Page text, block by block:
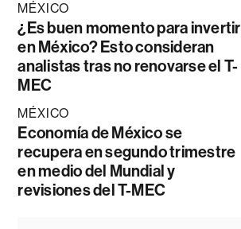
MÉXICO
¿Es buen momento para invertir
en México? Esto consideran
analistas tras no renovarse el T-
MEC
MÉXICO
Economía de México se
recupera en segundo trimestre
en medio del Mundial y
revisiones del T-MEC